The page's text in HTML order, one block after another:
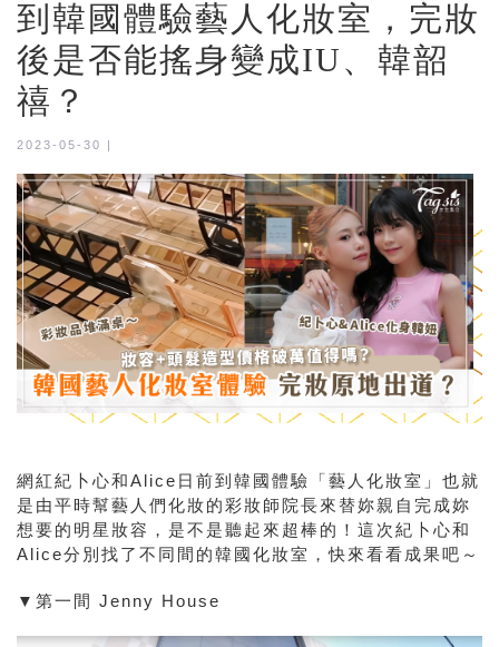
到韓國體驗藝人化妝室，完妝
後是否能搖身變成IU、韓韶
禧？
2023-05-30 |
網紅紀卜心和Alice日前到韓國體驗「藝人化妝室」也就
是由平時幫藝人們化妝的彩妝師院長來替妳親自完成妳
想要的明星妝容，是不是聽起來超棒的！這次紀卜心和
Alice分別找了不同間的韓國化妝室，快來看看成果吧～
▼第一間 Jenny House